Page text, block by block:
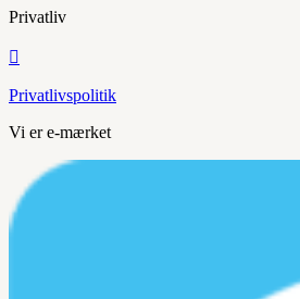
Privatliv

Privatlivspolitik
Vi er e-mærket